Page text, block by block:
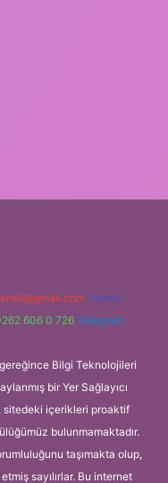
Teams:
606 0 726 Telegram:
Bilgi Teknolojileri
bir Yer Sağlayıcı
sitedeki içerikleri proaktif
bulunmamaktadır.
taşımakta olup,
sayılırlar. Bu internet